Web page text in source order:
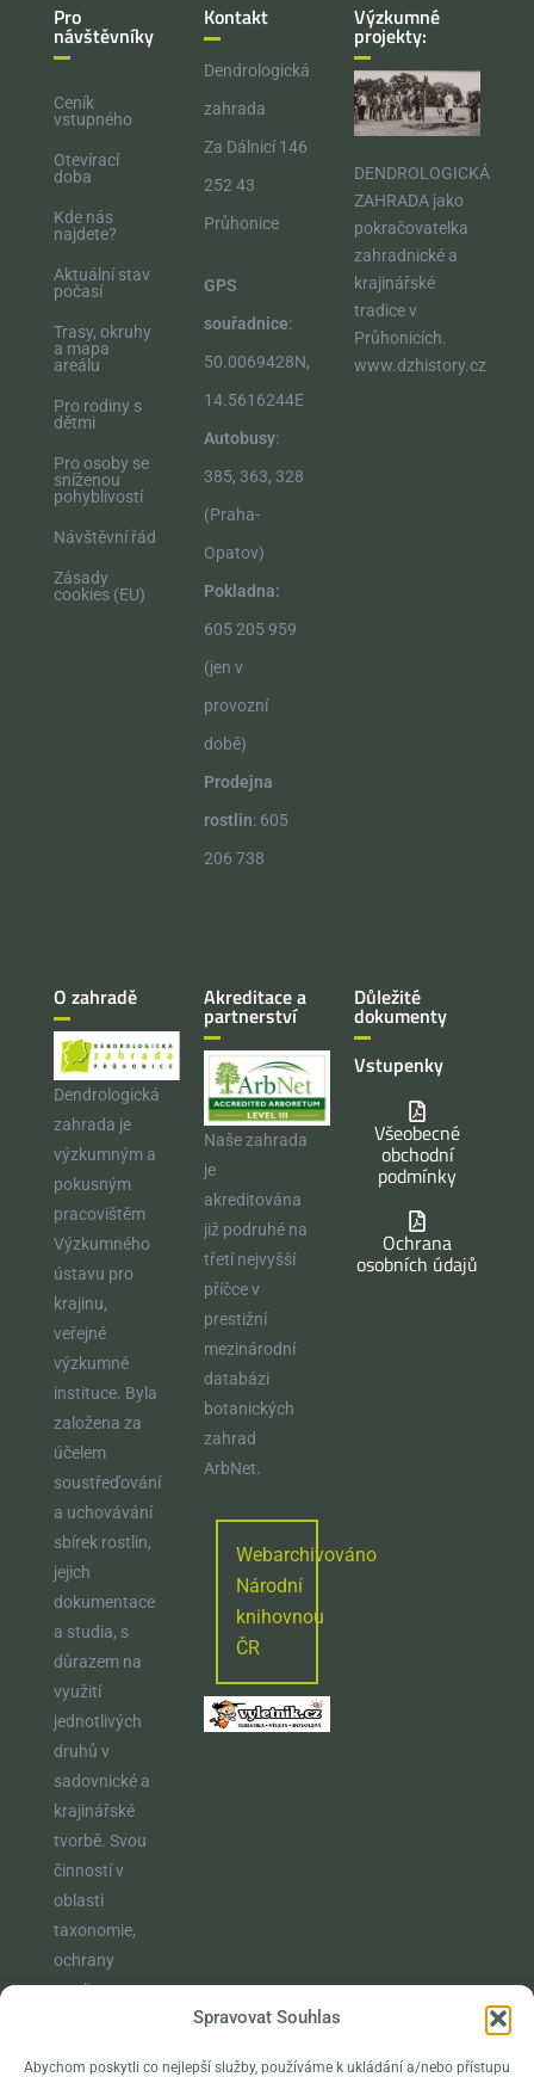
Spravovat Souhlas
Abychom poskytli co nejlepší služby, používáme k ukládání a/nebo přístupu
Pro
návštěvníky
Ceník
vstupného
Otevírací
doba
Kde nás
najdete?
Aktuální stav
počasí
Trasy, okruhy
a mapa
areálu
Pro rodiny s
dětmi
Pro osoby se
sníženou
pohyblivostí
Návštěvní řád
Zásady
cookies (EU)
Kontakt
Dendrologická
zahrada
Za Dálnicí 146
252 43
Průhonice
GPS
souřadnice:
50.0069428N,
14.5616244E
Autobusy:
385, 363, 328
(Praha-
Opatov)
Pokladna:
605 205 959
(jen v
provozní
době)
Prodejna
rostlin: 605
206 738
Výzkumné
projekty:
DENDROLOGICKÁ
ZAHRADA jako
pokračovatelka
zahradnické a
krajinářské
tradice v
Průhonicích.​
www.dzhistory.cz
O zahradě
Dendrologická
zahrada je
výzkumným a
pokusným
pracovištěm
Výzkumného
ústavu pro
krajinu,
veřejné
výzkumné
instituce. Byla
založena za
účelem
soustřeďování
a uchovávání
sbírek rostlin,
jejich
dokumentace
a studia, s
důrazem na
využití
jednotlivých
druhů v
sadovnické a
krajinářské
tvorbě. Svou
činností v
oblasti
taxonomie,
ochrany
rostlin,
Akreditace a
partnerství
Naše zahrada
je
akreditována
již podruhé na
třetí nejvyšší
příčce v
prestižní
mezinárodní
databázi
botanických
zahrad
ArbNet.
Webarchivováno
Národní
knihovnou
ČR
Důležité
dokumenty
Vstupenky
Všeobecné
obchodní
podmínky
Ochrana
osobních údajů